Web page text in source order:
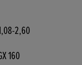
2,60
160